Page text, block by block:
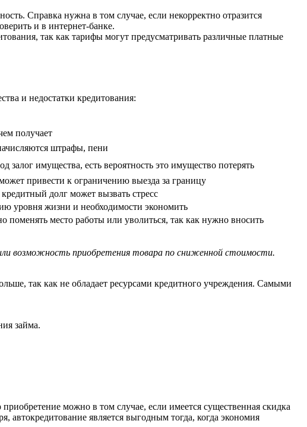
Справка нужна в том случае, если некорректно отразится
и в интернет-банке.
так как тарифы могут предусматривать различные платные
и недостатки кредитования:
получает
штрафы, пени
залог имущества, есть вероятность это имущество потерять
привести к ограничению выезда за границу
долг может вызвать стресс
уровня жизни и необходимости экономить
поменять место работы или уволиться, так как нужно вносить
возможность приобретения товара по сниженной стоимости.
так как не обладает ресурсами кредитного учреждения. Самыми
займа.
можно в том случае, если имеется существенная скидка
является выгодным тогда, когда экономия